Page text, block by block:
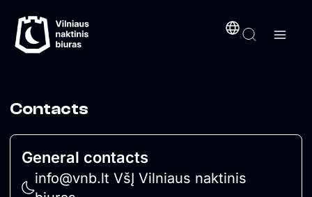
content
Contacts
General contacts
info@vnb.lt VšĮ Vilniaus naktinis